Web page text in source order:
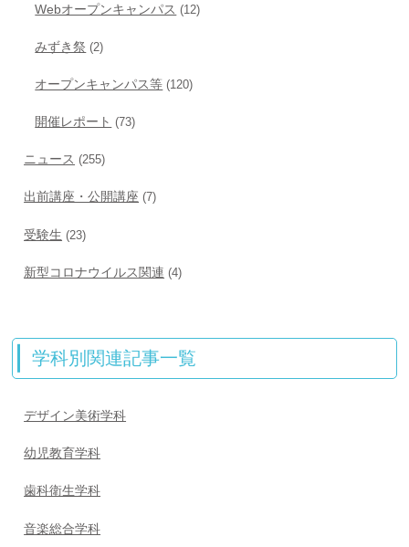
Webオープンキャンパス (12)
みずき祭 (2)
オープンキャンパス等 (120)
開催レポート (73)
ニュース (255)
出前講座・公開講座 (7)
受験生 (23)
新型コロナウイルス関連 (4)
学科別関連記事一覧
デザイン美術学科
幼児教育学科
歯科衛生学科
音楽総合学科